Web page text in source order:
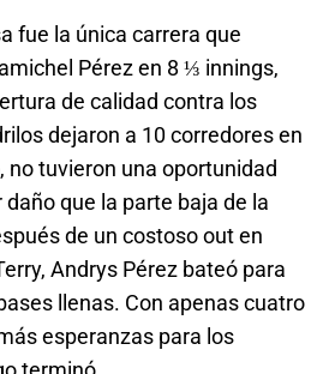
fue la única carrera que
Pérez en 8 ⅓ innings,
de calidad contra los
dejaron a 10 corredores en
no tuvieron una oportunidad
que la parte baja de la
de un costoso out en
Andrys Pérez bateó para
llenas. Con apenas cuatro
esperanzas para los